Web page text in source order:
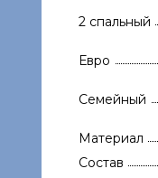
2 спальный
Евро
Семейный
Материал
Состав